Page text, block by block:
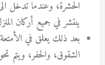
الحشرة، وعندما تدخل
ينتشر في جميع أركان
بعد ذلك يعلق في
الشقوق، والحفر، ويتم